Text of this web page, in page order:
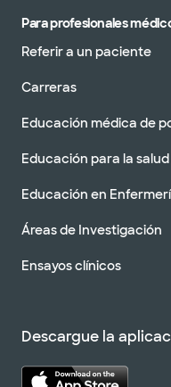
Para profesionales
Referir a un paciente
Carreras
Educación médica de
Educación para la
Educación en
Áreas de Investigación
Ensayos clínicos
Descargue la